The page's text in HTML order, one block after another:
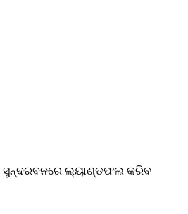
ସୁନ୍ଦରବନରେ ଲ୍ୟାଣ୍ଡଫଲ କରିବ